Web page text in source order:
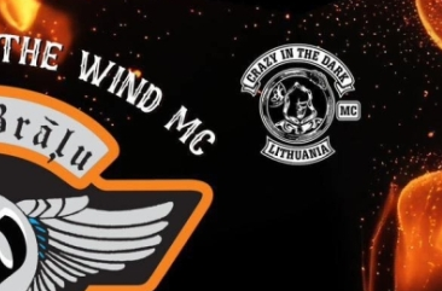
30.07.2026.